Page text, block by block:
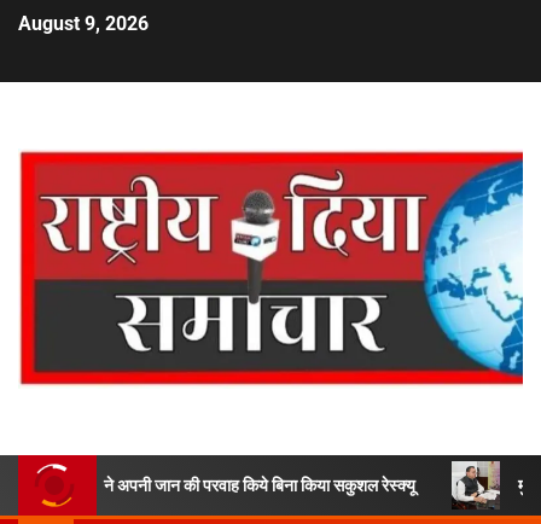
August 9, 2026
अपनी जान की परवाह किये बिना किया सकुशल रेस्क्यू मुख्यमंत्री ने 9 लाख